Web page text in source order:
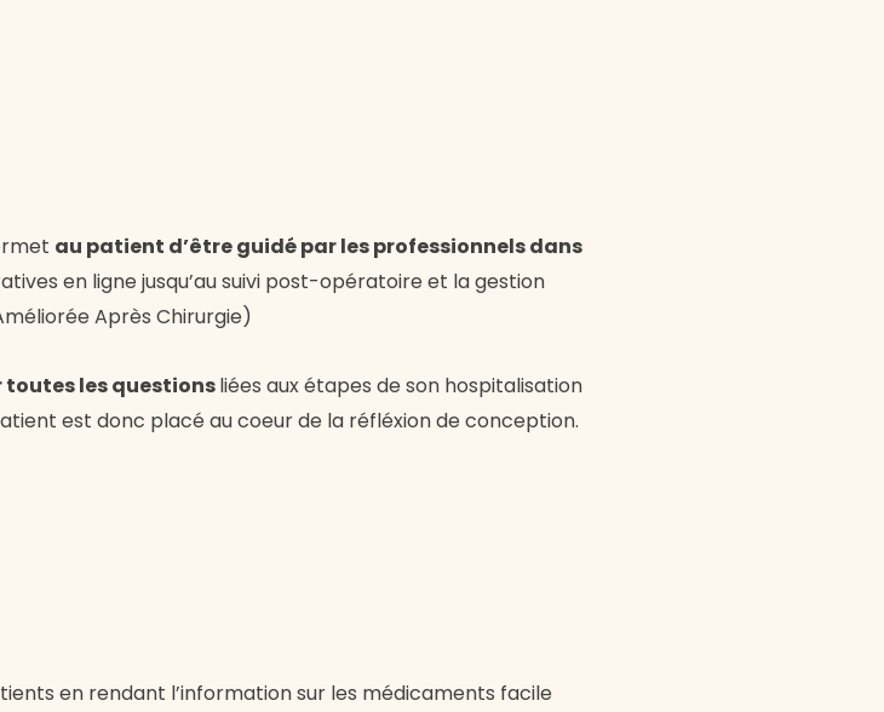
au patient d’être guidé par les professionnels dans
en ligne jusqu’au suivi post-opératoire et la gestion
Après Chirurgie)
les questionsliées aux étapes de son hospitalisation
est donc placé au coeur de la réfléxion de conception.
en rendant l’information sur les médicaments facile